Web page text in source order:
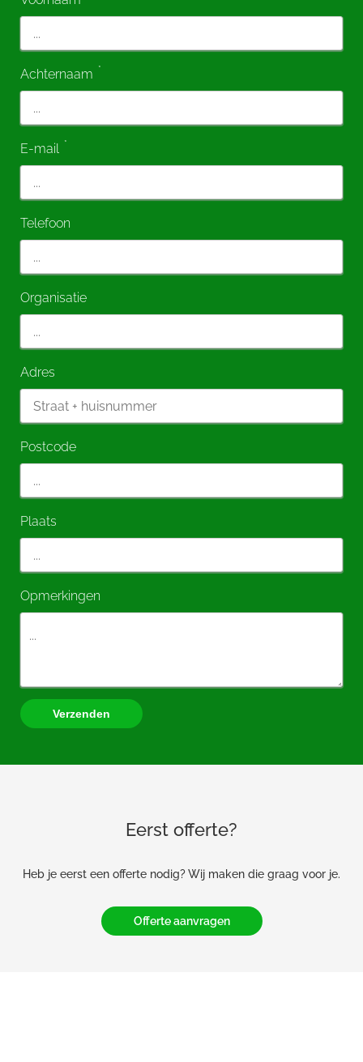
Achternaam *
E-mail *
Telefoon
Organisatie
Adres
Postcode
Plaats
Opmerkingen
Verzenden
Eerst offerte?
Heb je eerst een offerte nodig? Wij maken die graag voor je.
Offerte aanvragen